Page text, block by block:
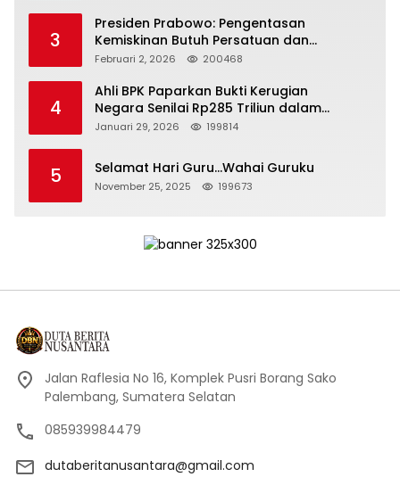
3
Presiden Prabowo: Pengentasan
Kemiskinan Butuh Persatuan dan
Kepemimpinan yang Bertanggung Jawab
Februari 2, 2026 200468
4
Ahli BPK Paparkan Bukti Kerugian
Negara Senilai Rp285 Triliun dalam
Persidangan Korupsi PT Pertamina
Januari 29, 2026 199814
5 Selamat Hari Guru…Wahai Guruku
November 25, 2025 199673
Jalan Raflesia No 16, Komplek Pusri Borang Sako
Palembang, Sumatera Selatan
085939984479
dutaberitanusantara@gmail.com